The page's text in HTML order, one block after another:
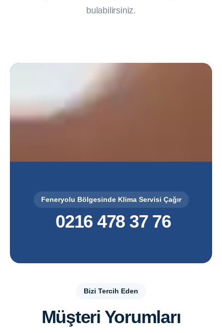
bulabilirsiniz.
Feneryolu Bölgesinde Klima Servisi Çağır
0216 478 37 76
Bizi Tercih Eden
Müşteri Yorumları